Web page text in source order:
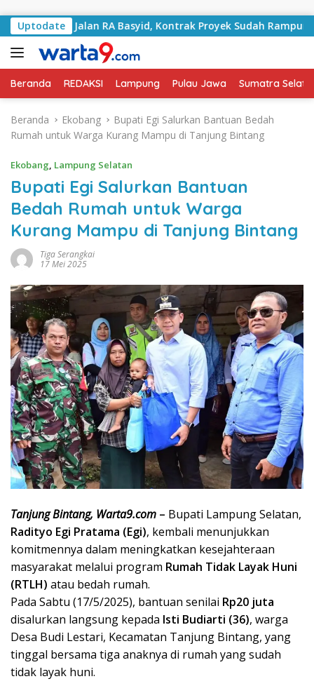
Uptodate
Jalan RA Basyid, Kontrak Proyek Sudah Rampung
Beranda REDAKSI Lampung Pulau Jawa Sumatra
Beranda Ekobang
Bupati Egi Salurkan Bantuan Bedah
Rumah untuk Warga Kurang Mampu di Tanjung Bintang
Ekobang, Lampung Selatan
Bupati Egi Salurkan Bantuan
Bedah Rumah untuk Warga
Kurang Mampu di Tanjung Bintang
Tiga Serangkai
17 Mei 2025
Tanjung Bintang, Warta9.com – Bupati Lampung Selatan,
Radityo Egi Pratama (Egi), kembali menunjukkan
komitmennya dalam meningkatkan kesejahteraan
masyarakat melalui program Rumah Tidak Layak Huni
(RTLH) atau bedah rumah.
Pada Sabtu (17/5/2025), bantuan senilai Rp20 juta
disalurkan langsung kepada Isti Budiarti (36), warga
Desa Budi Lestari, Kecamatan Tanjung Bintang, yang
tinggal bersama tiga anaknya di rumah yang sudah
tidak layak huni.